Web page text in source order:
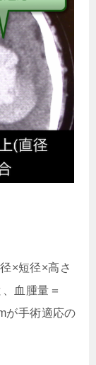
×短径×高さ
血腫量＝
が手術適応の